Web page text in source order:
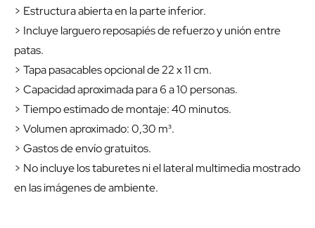
> Estructura abierta en la parte inferior.
> Incluye larguero reposapiés de refuerzo y unión entre
patas.
> Tapa pasacables opcional de 22 x 11 cm.
> Capacidad aproximada para 6 a 10 personas.
> Tiempo estimado de montaje: 40 minutos.
> Volumen aproximado: 0,30 m³.
> Gastos de envío gratuitos.
> No incluye los taburetes ni el lateral multimedia mostrado
en las imágenes de ambiente.